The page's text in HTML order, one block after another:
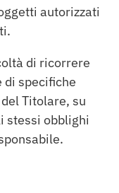
autorizzati
di ricorrere
di specifiche
Titolare, su
stessi obblighi